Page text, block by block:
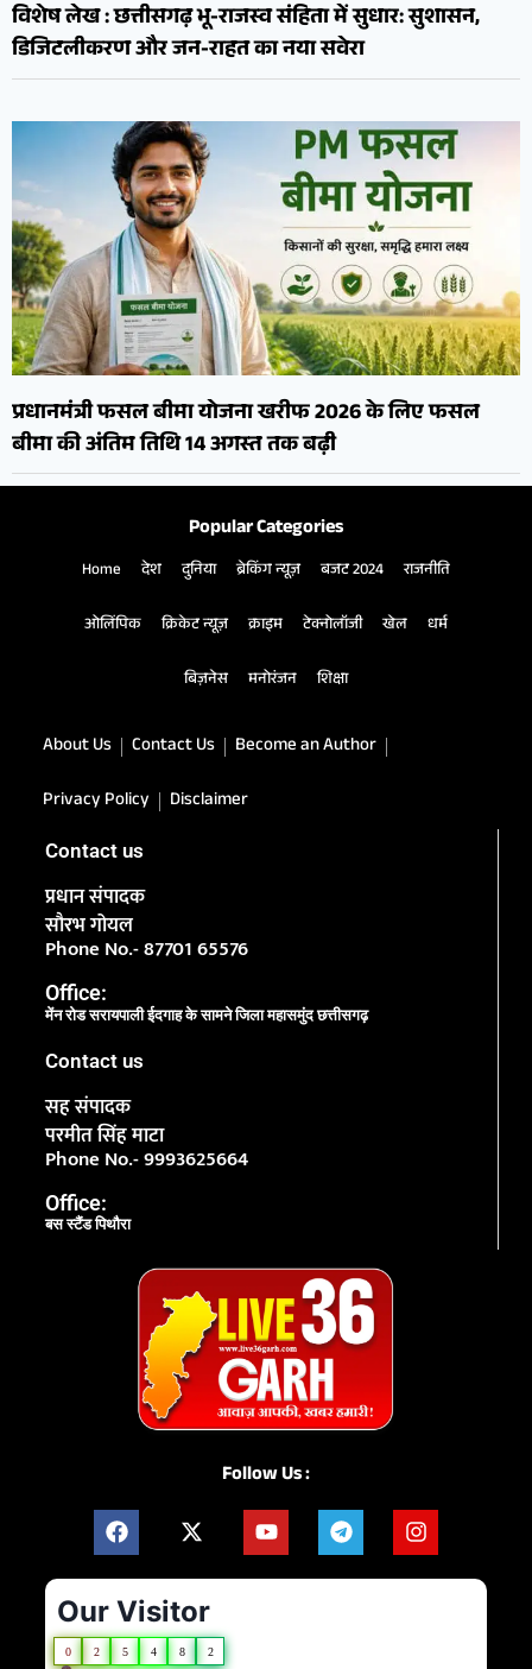
विशेष लेख : छत्तीसगढ़ भू-राजस्व संहिता में सुधार: सुशासन,
डिजिटलीकरण और जन-राहत का नया सवेरा
प्रधानमंत्री फसल बीमा योजना खरीफ 2026 के लिए फसल
बीमा की अंतिम तिथि 14 अगस्त तक बढ़ी
Popular Categories
Home देश दुनिया ब्रेकिंग न्यूज़ बजट 2024 राजनीति
ओलिंपिक क्रिकेट न्यूज़ क्राइम टेक्नोलॉजी खेल धर्म
बिज़नेस मनोरंजन शिक्षा
About Us Contact Us
Become an Author
Privacy Policy
Disclaimer
Contact us
प्रधान संपादक
सौरभ गोयल
Phone No.- 87701 65576
Office:
मेंन रोड सरायपाली ईदगाह के सामने जिला महासमुंद छत्तीसगढ़
Contact us
सह संपादक
परमीत सिंह माटा
Phone No.- 9993625664
Office:
बस स्टैंड पिथौरा
Follow Us :
Our Visitor
0 2 5 4 8 2